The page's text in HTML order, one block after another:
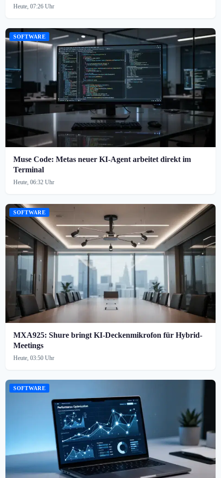
Heute, 07:26 Uhr
SOFTWARE
Muse Code: Metas neuer KI-Agent arbeitet direkt im
Terminal
Heute, 06:32 Uhr
SOFTWARE
MXA925: Shure bringt KI-Deckenmikrofon für Hybrid-
Meetings
Heute, 03:50 Uhr
SOFTWARE